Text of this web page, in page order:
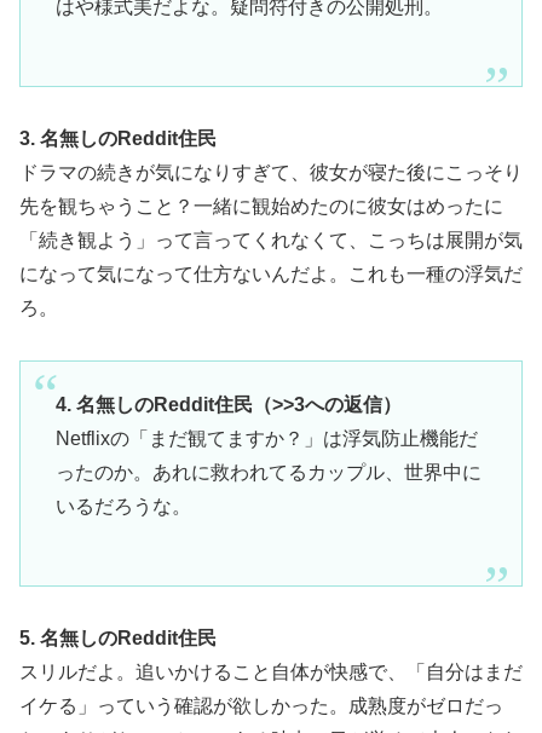
はや様式美だよな。疑問符付きの公開処刑。
3. 名無しのReddit住民
ドラマの続きが気になりすぎて、彼女が寝た後にこっそり
先を観ちゃうこと？一緒に観始めたのに彼女はめったに
「続き観よう」って言ってくれなくて、こっちは展開が気
になって気になって仕方ないんだよ。これも一種の浮気だ
ろ。
4. 名無しのReddit住民（>>3への返信）
Netflixの「まだ観てますか？」は浮気防止機能だ
ったのか。あれに救われてるカップル、世界中に
いるだろうな。
5. 名無しのReddit住民
スリルだよ。追いかけること自体が快感で、「自分はまだ
イケる」っていう確認が欲しかった。成熟度がゼロだっ